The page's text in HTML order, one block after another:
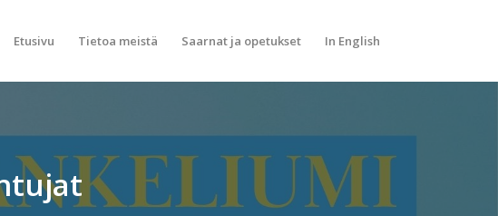
Etusivu Tietoa meistä Saarnat ja opetukset In English